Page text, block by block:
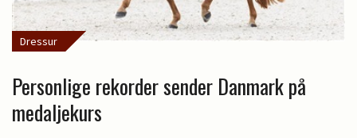
Dressur
Personlige rekorder sender Danmark på
medaljekurs